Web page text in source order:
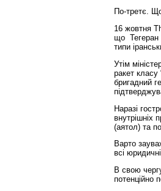
По-третє.
16 жовтня
що Тегеран
типи
Утім
ракет класу
бригадний
Наразі
внутрішніх
(аятол) та
Варто
всі
В свою
потенційно